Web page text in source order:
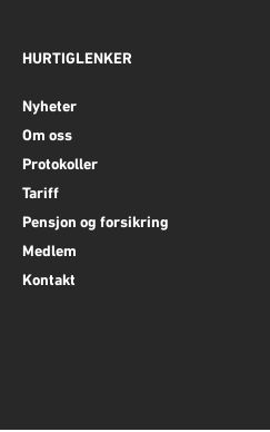
HURTIGLENKER
Nyheter
Om oss
Protokoller
Tariff
Pensjon og forsikring
Medlem
Kontakt